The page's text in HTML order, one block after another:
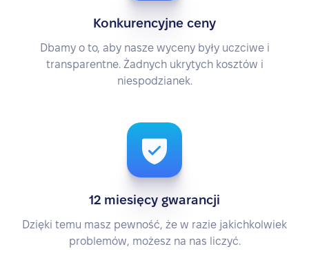
Konkurencyjne ceny
Dbamy o to, aby nasze wyceny były uczciwe i
transparentne. Żadnych ukrytych kosztów i
niespodzianek.
12 miesięcy gwarancji
Dzięki temu masz pewność, że w razie jakichkolwiek
problemów, możesz na nas liczyć.